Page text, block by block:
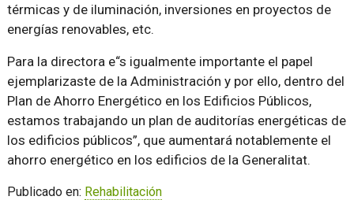
térmicas y de iluminación, inversiones en proyectos de
energías renovables, etc.
Para la directora e s igualmente importante el papel
ejemplarizaste de la Administración y por ello, dentro del
Plan de Ahorro Energético en los Edificios Públicos,
estamos trabajando un plan de auditorías energéticas de
los edificios públicos , que aumentará notablemente el
ahorro energético en los edificios de la Generalitat.
Publicado en: Rehabilitación